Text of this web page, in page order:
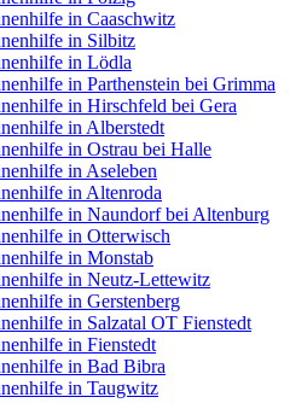
in Caaschwitz
in Silbitz
in Lödla
in Parthenstein bei Grimma
in Hirschfeld bei Gera
in Alberstedt
in Ostrau bei Halle
in Aseleben
in Altenroda
in Naundorf bei Altenburg
in Otterwisch
in Monstab
in Neutz-Lettewitz
in Gerstenberg
in Salzatal OT Fienstedt
in Fienstedt
in Bad Bibra
in Taugwitz